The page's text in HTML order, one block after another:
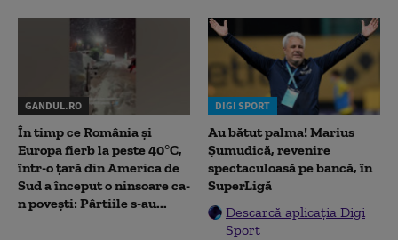
GANDUL.RO
În timp ce România și
Europa fierb la peste 40°C,
într-o țară din America de
Sud a început o ninsoare ca-
n povești: Pârtiile s-au...
DIGI SPORT
Au bătut palma! Marius
Șumudică, revenire
spectaculoasă pe bancă, în
SuperLigă
Descarcă aplicația Digi
Sport